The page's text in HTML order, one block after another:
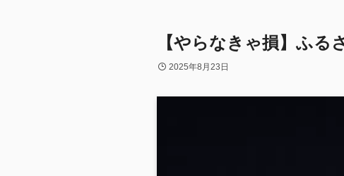
【やらなきゃ損】ふる
2025年8月23日